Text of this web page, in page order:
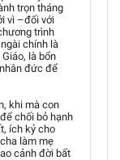
trọn tháng
vì –đối với
trình
chính là
là bổn
đức để
khi mà con
chối bỏ hạnh
ích kỷ cho
làm mẹ
cảnh đời bất